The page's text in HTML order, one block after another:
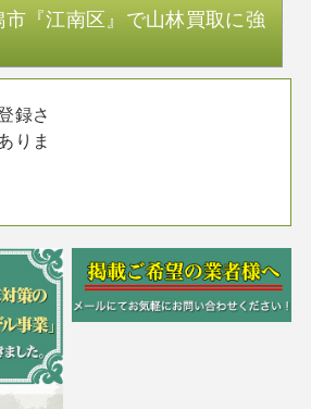
『江南区』で山林買取に強
録さ
りま